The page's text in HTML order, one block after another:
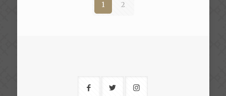
1 2